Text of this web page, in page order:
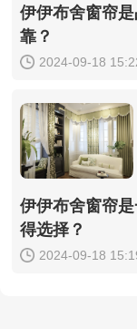
伊伊布舍窗帘
靠？
2024-09-18
伊伊布舍窗帘
得选择？
2024-09-18